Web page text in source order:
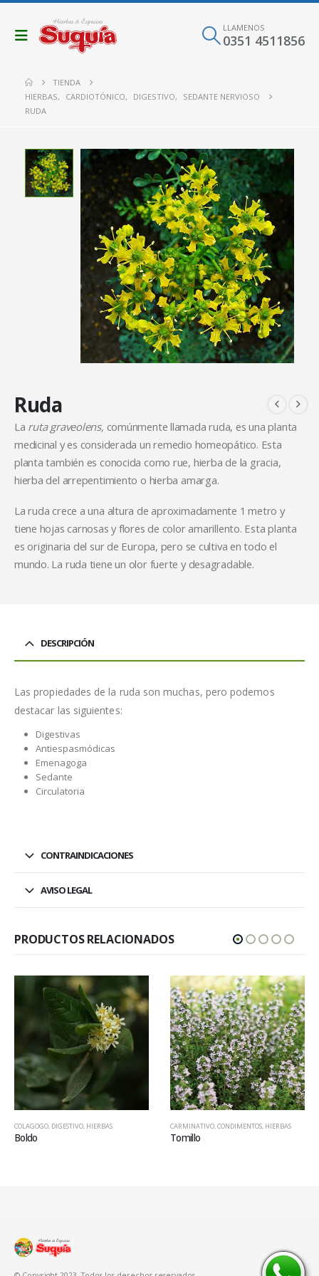
LLAMENOS
0351 4511856
TIENDA
HIERBAS, CARDIOTÓNICO, DIGESTIVO,
SEDANTE NERVIOSO
RUDA
Ruda
La ruta graveolens, comúnmente llamada ruda, es una planta
medicinal y es considerada un remedio homeopático. Esta
planta también es conocida como rue, hierba de la gracia,
hierba del arrepentimiento o hierba amarga.
La ruda crece a una altura de aproximadamente 1 metro y
tiene hojas carnosas y flores de color amarillento. Esta planta
es originaria del sur de Europa, pero se cultiva en todo el
mundo. La ruda tiene un olor fuerte y desagradable.
DESCRIPCIÓN
Las propiedades de la ruda son muchas, pero podemos
destacar las siguientes:
Digestivas
Antiespasmódicas
Emenagoga
Sedante
Circulatoria
CONTRAINDICACIONES
AVISO LEGAL
PRODUCTOS RELACIONADOS
COLAGOGO, DIGESTIVO, HIERBAS
Boldo
CARMINATIVO,CONDIMENTOS, HIERBAS
Tomillo